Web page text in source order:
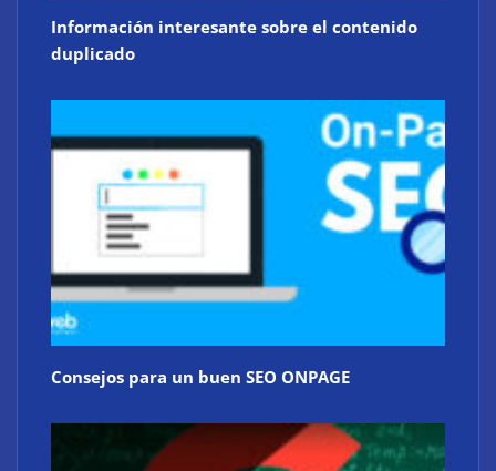
Información interesante sobre el contenido
duplicado
Consejos para un buen SEO ONPAGE